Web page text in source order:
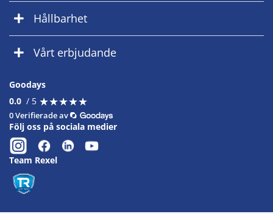
Hållbarhet
Vårt erbjudande
Goodays
0.0 / 5 ★★★★★
★★★★★
0 Verifierade av
Följ oss på sociala medier
Team Rexel